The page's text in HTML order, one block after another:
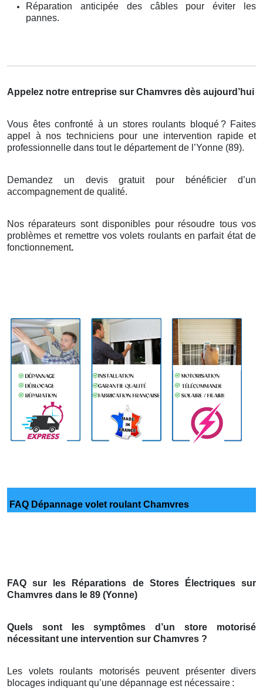
Réparation anticipée des câbles pour éviter les
pannes.
Appelez notre entreprise sur Chamvres dès aujourd’hui
Vous êtes confronté à un stores roulants bloqué ? Faites
appel à nos techniciens pour une intervention rapide et
professionnelle dans tout le département de l ’Yonne (89).
Demandez un devis gratuit pour bénéficier d’un
accompagnement de qualité.
Nos réparateurs sont disponibles pour résoudre tous vos
problèmes et remettre vos volets roulants en parfait état de
fonctionnement.
FAQ Dépannage volet roulant Chamvres
FAQ sur les Réparations de Stores Électriques sur
Chamvres dans le 89 (Yonne)
Quels sont les symptômes d’un store motorisé
nécessitant une intervention sur Chamvres ?
Les volets roulants motorisés peuvent présenter divers
blocages indiquant qu’une dépannage est nécessaire :